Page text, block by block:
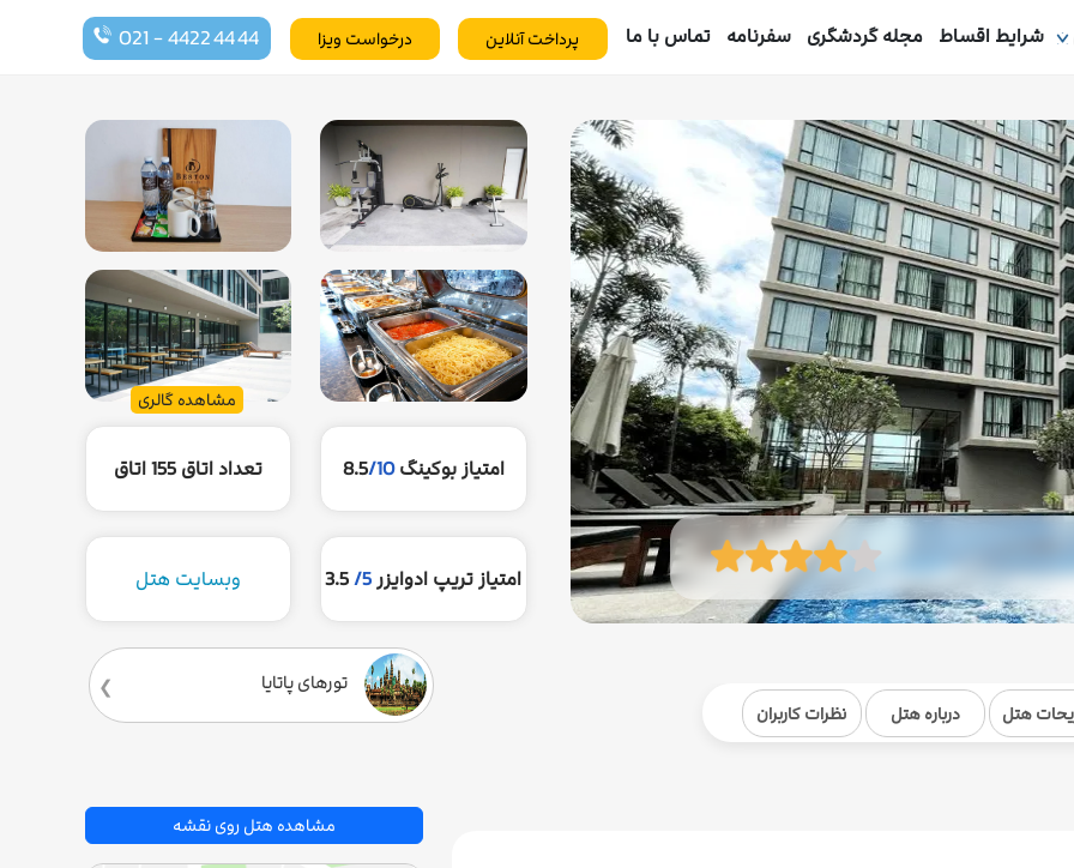
شرایط اقساط مجله گردشگری سفرنامه تماس با ما درخواست ویزا 021 - 4422 44 44 پرداخت آنلاین
مشاهده گالری
امتیاز بوکینگ 8.5/10 تعداد اتاق155 اتاق
امتیاز تریپ ادوایزر5/
3.5 وبسایت هتل
تورهای پاتایا
هتل درباره هتل نظرات کاربران
مشاهده هتل روی نقشه